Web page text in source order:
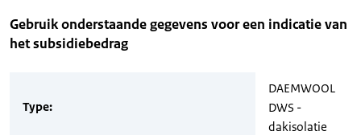
Gebruik onderstaande gegevens voor een indicatie van
het subsidiebedrag
Type:
DAEMWOOL
DWS -
dakisolatie